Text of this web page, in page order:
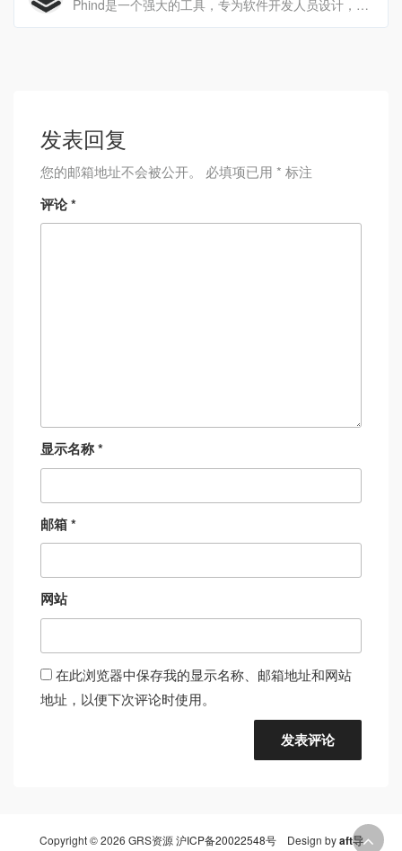
Phind是一个强大的工具，专为软件开发人员设计，以提高他们的工作效率。通过即时提供技术问题的答案和代码片段，它帮助开发者快速解决问题并加深对技术概念的理解。
发表回复
您的邮箱地址不会被公开。 必填项已用 * 标注
评论*
显示名称*
邮箱*
网站
在此浏览器中保存我的显示名称、邮箱地址和网站
地址，以便下次评论时使用。
Copyright © 2026 GRS资源沪ICP备20022548号Design byaft导